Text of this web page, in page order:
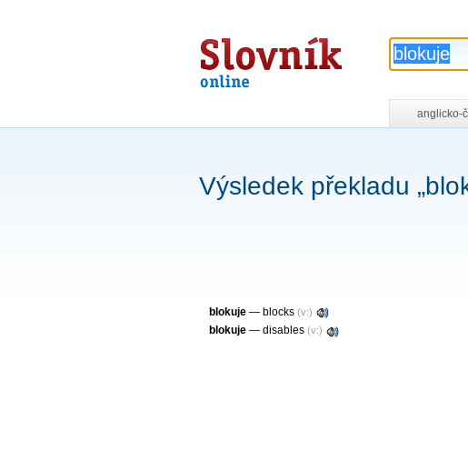
Slovník
online
anglicko-
Výsledek překladu
blokuje — blocks (v:)
blokuje — disables (v:)